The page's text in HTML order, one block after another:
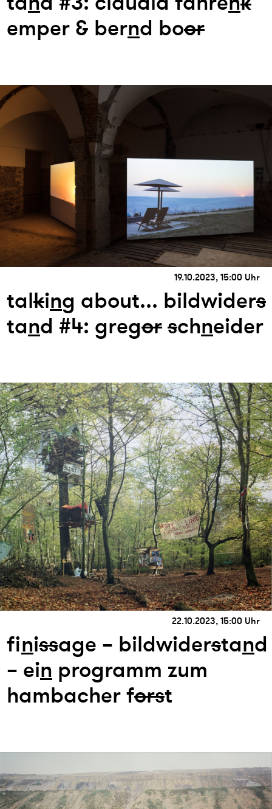
emper & bernd boor
19.10.2023, 15:00 Uhr
talking about... bildwiders
tand #4: gregorschneider
22.10.2023, 15:00 Uhr
finissage – bildwiderstand
– ein programm zum
hambacher forst